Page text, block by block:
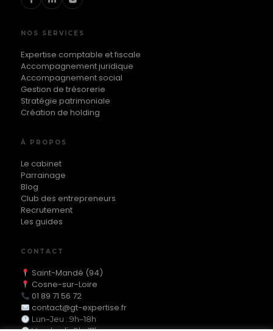
NOS SERVICES
Expertise comptable et fiscale
Accompagnement juridique
Accompagnement social
Gestion de trésorerie
Stratégie patrimoniale
Création de holding
À PROPOS
Le cabinet
Parrainage
Blog
Club des entrepreneurs
Recrutement
Les guides
CONTACT
Saint-Mandé (94)
Cosne-sur-Loire
01 89 71 56 72
contact@gt-expertise.fr
Lun–Jeu : 9h–18h